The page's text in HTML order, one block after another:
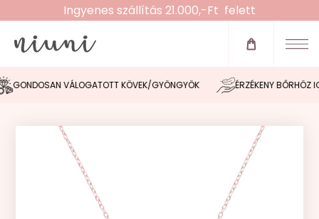
Ingyenes szállítás 21.000,-Ft felett
Újdonságok
Zsinóros karkötők
Fülbevalók
Nyakláncok
GONDOSAN VÁLOGATOTT KÖVEK/GYÖNGYÖK ÉRZÉKENY BŐRHÖZ